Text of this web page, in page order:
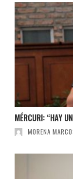
MÉRCURI: “HAY
MORENA